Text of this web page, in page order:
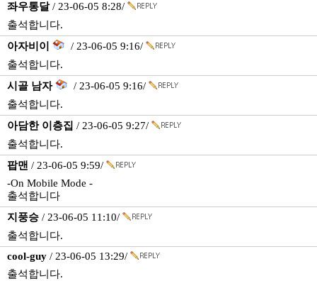
좌우통달/ 23-06-05 8:28/
출석합니다.
아자비이
/ 23-06-05 9:16/
출석합니다.
시골 남자
/ 23-06-05 9:16/
출석합니다.
아담한 이층집 / 23-06-05 9:27/
출석합니다.
팝맨 / 23-06-05 9:59/
-On Mobile Mode -
출석합니다
지풍승 / 23-06-05 11:10/
출석합니다.
cool-guy / 23-06-05 13:29/
출석합니다.